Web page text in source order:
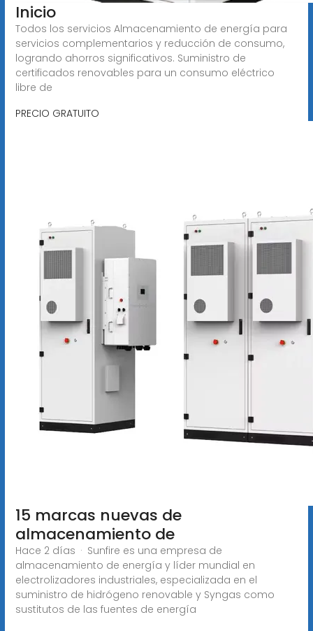
Inicio
Todos los servicios Almacenamiento de energía para
servicios complementarios y reducción de consumo,
logrando ahorros significativos. Suministro de
certificados renovables para un consumo eléctrico
libre de
PRECIO GRATUITO
15 marcas nuevas de
almacenamiento de
Hace 2 días · Sunfire es una empresa de
almacenamiento de energía y líder mundial en
electrolizadores industriales, especializada en el
suministro de hidrógeno renovable y Syngas como
sustitutos de las fuentes de energía